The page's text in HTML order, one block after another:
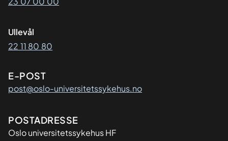
Ullevål
22 11 80 80
E-POST
post@oslo-universitetssykehus.no
Adresse
POSTADRESSE
Oslo universitetssykehus HF